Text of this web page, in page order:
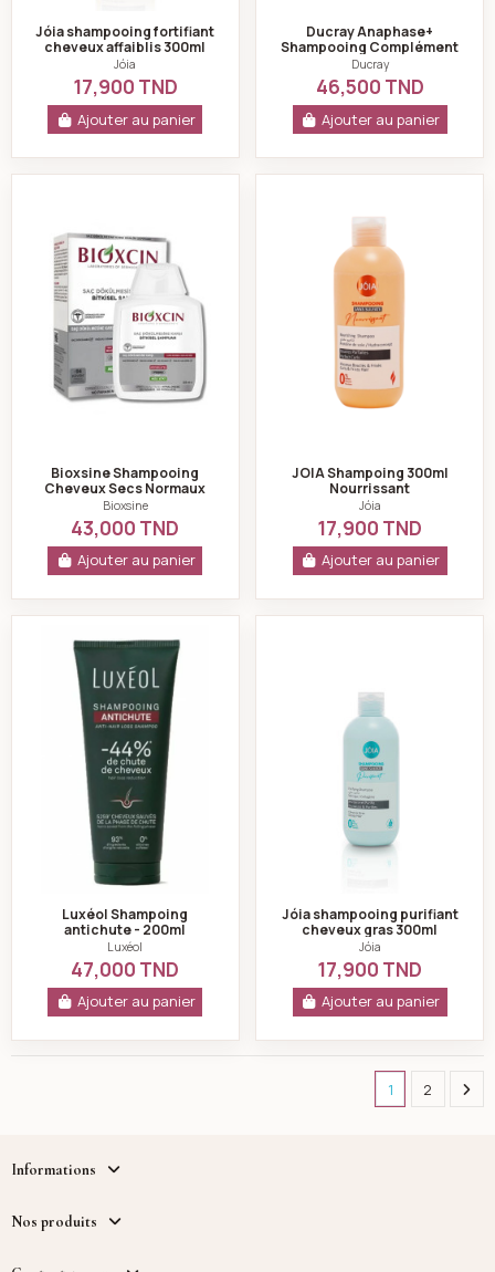
Jóia shampooing fortifiant
cheveux affaiblis 300ml
Jóia
17,900 TND
Ajouter au panier
Ducray Anaphase+
Shampooing Complément
Antichute 200 ml
Ducray
46,500 TND
Ajouter au panier
Bioxsine Shampooing
Cheveux Secs Normaux
300 ml
Bioxsine
43,000 TND
Ajouter au panier
JOIA Shampoing 300ml
Nourrissant
Jóia
17,900 TND
Ajouter au panier
Luxéol Shampoing antichute - 200ml
Luxéol Shampoing
antichute - 200ml
Luxéol
47,000 TND
Ajouter au panier
Jóia shampooing purifiant
cheveux gras 300ml
Jóia
17,900 TND
Ajouter au panier
1 2
Informations
Nos produits